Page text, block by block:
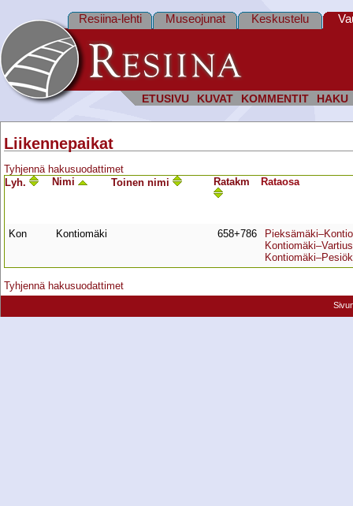
ETUSIVU KUVAT KOMMENTIT HAKU
Resiina-lehti Museojunat Keskustelu
Liikennepaikat
Tyhjennä hakusuodattimet
Lyh.
Nimi Toinen nimi Ratakm Rata­osa
Kon Kontiomäki 658+786
Tyhjennä hakusuodattimet